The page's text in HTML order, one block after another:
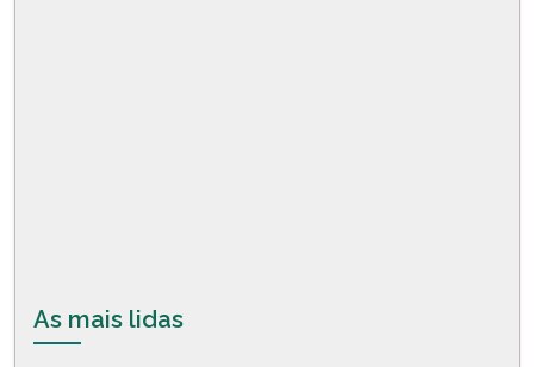
As mais lidas